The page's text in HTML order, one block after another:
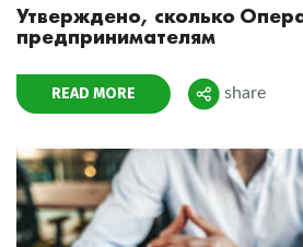
Утверждено, сколько
предпринимателям
READ MORE share